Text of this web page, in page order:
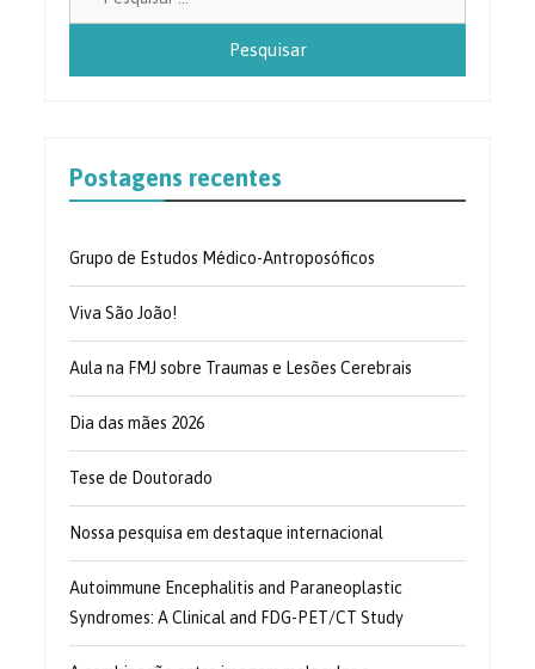
Postagens recentes
Grupo de Estudos Médico-Antroposóficos
Viva São João!
Aula na FMJ sobre Traumas e Lesões Cerebrais
Dia das mães 2026
Tese de Doutorado
Nossa pesquisa em destaque internacional
Autoimmune Encephalitis and Paraneoplastic
Syndromes: A Clinical and FDG-PET/CT Study